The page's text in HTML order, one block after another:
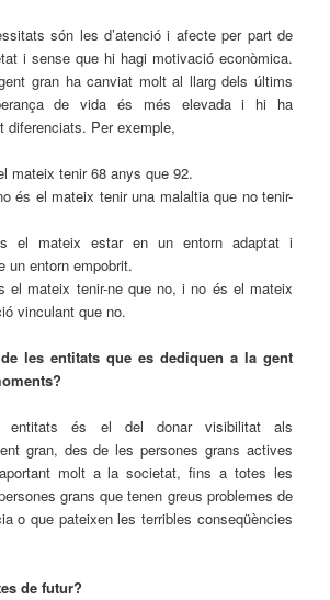
són les d’atenció i afecte per part de
i sense que hi hagi motivació econòmica.
gran ha canviat molt al llarg dels últims
de vida és més elevada i hi ha
diferenciats. Per exemple,
mateix tenir 68 anys que 92.
és el mateix tenir una malaltia que no tenir-
el mateix estar en un entorn adaptat i
un entorn empobrit.
el mateix tenir-ne que no, i no és el mateix
vinculant que no.
les entitats que es dediquen a la gent
és el del donar visibilitat als
gran, des de les persones grans actives
molt a la societat, fins a totes les
grans que tenen greus problemes de
o que pateixen les terribles conseqüències
de futur?